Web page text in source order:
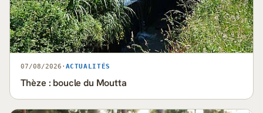
07/08/2026 · ACTUALITÉS
Thèze : boucle du Moutta